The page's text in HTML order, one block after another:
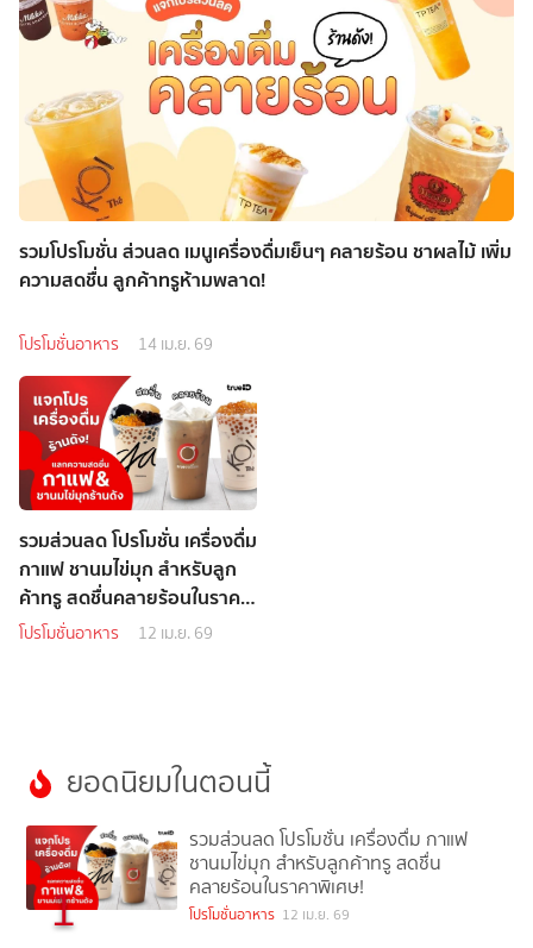
รวมโปรโมชั่น ส่วนลด เมนูเครื่องดื่มเย็นๆ คลายร้อน ชาผลไม้ เพิ่ม
ความสดชื่น ลูกค้าทรูห้ามพลาด!
โปรโมชั่นอาหาร 14 เม.ย. 69
รวมส่วนลด โปรโมชั่น เครื่องดื่ม
กาแฟ ชานมไข่มุก สำหรับลูก
ค้าทรู สดชื่นคลายร้อนในราคา
พิเศษ!
โปรโมชั่นอาหาร 12 เม.ย. 69
ยอดนิยมในตอนนี้
1
รวมส่วนลด โปรโมชั่น เครื่องดื่ม กาแฟ
ชานมไข่มุก สำหรับลูกค้าทรู สดชื่น
คลายร้อนในราคาพิเศษ!
โปรโมชั่นอาหาร 12 เม.ย. 69